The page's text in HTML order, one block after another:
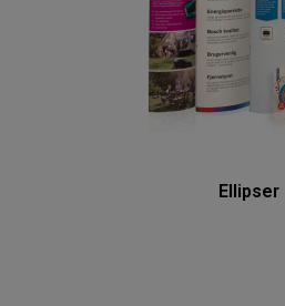
Ellipser